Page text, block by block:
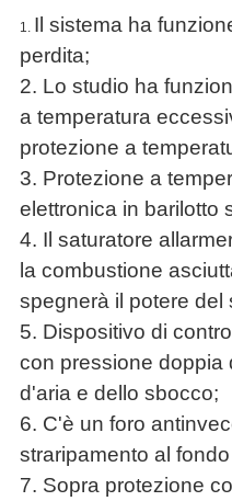
1. Il sistema ha
perdita;
2. Lo studio ha
a temperatura
protezione a
3. Protezione a
elettronica in barilotto
4. Il saturatore
la combustione
spegnerà il potere del
5. Dispositivo di
con pressione doppia
d'aria e dello sbocco;
6. C'è un foro
straripamento al
7. Sopra protezione